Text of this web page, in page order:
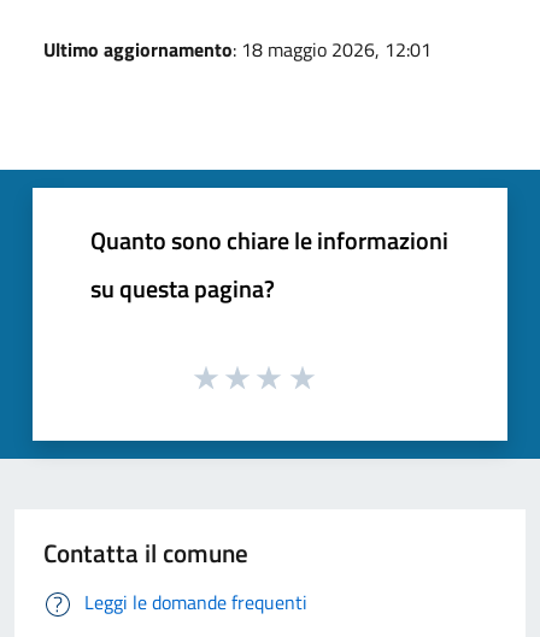
Ultimo aggiornamento: 18 maggio 2026, 12:01
Quanto sono chiare le informazioni
su questa pagina?
Contatta il comune
Leggi le domande frequenti